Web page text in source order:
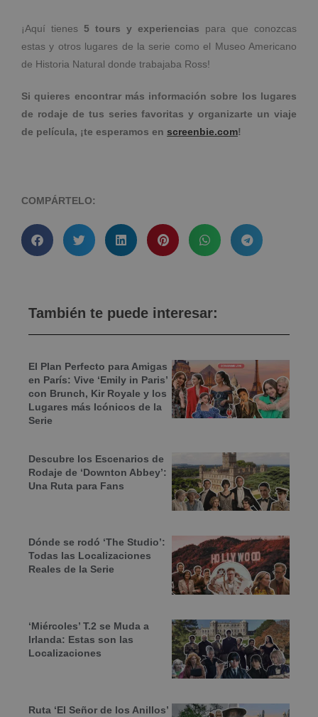
¡Aquí tienes 5 tours y experiencias para que conozcas
estas y otros lugares de la serie como el Museo Americano
de Historia Natural donde trabajaba Ross!
Si quieres encontrar más información sobre los lugares
de rodaje de tus series favoritas y organizarte un viaje
de película, ¡te esperamos en screenbie.com!
COMPÁRTELO:
También te puede interesar:
El Plan Perfecto para Amigas
en París: Vive ‘Emily in Paris’
con Brunch, Kir Royale y los
Lugares más Icónicos de la
Serie
Descubre los Escenarios de
Rodaje de ‘Downton Abbey’:
Una Ruta para Fans
Dónde se rodó ‘The Studio’:
Todas las Localizaciones
Reales de la Serie
‘Miércoles’ T.2 se Muda a
Irlanda: Estas son las
Localizaciones
Ruta ‘El Señor de los Anillos’